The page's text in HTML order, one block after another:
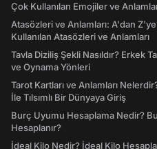
Çok Kullanılan Emojiler ve
Atasözleri ve Anlamları: A'dan
Kullanılan Atasözleri ve Anlamları
Tavla Diziliş Şekli Nasıldır? Erkek
ve Oynama Yönleri
Tarot Kartları ve Anlamları
İle Tılsımlı Bir Dünyaya Giriş
Burç Uyumu Hesaplama Nedir?
Hesaplanır?
İdeal Kilo Nedir? İdeal Kilo